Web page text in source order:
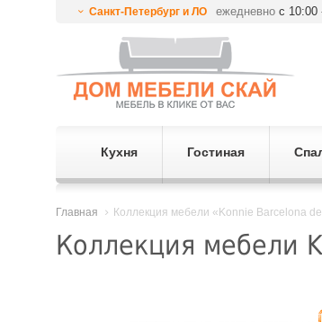
Санкт-Петербург и ЛО ежедневнос 10:00
Кухня Гостиная
Главная Коллекция мебели «Konnie Barcelona
Коллекция мебели